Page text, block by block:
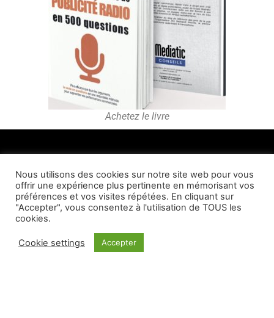
Achetez le livre
Archives
Formations
spots radio
Nous utilisons des cookies sur notre site web pour vous
offrir une expérience plus pertinente en mémorisant vos
préférences et vos visites répétées. En cliquant sur
"Accepter", vous consentez à l'utilisation de TOUS les
cookies.
Cookie settings Accepter